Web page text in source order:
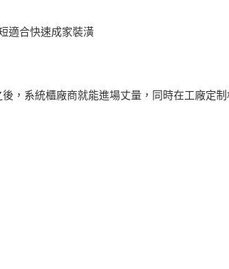
適合快速成家裝潢
，系統櫃廠商就能進場丈量，同時在工廠定